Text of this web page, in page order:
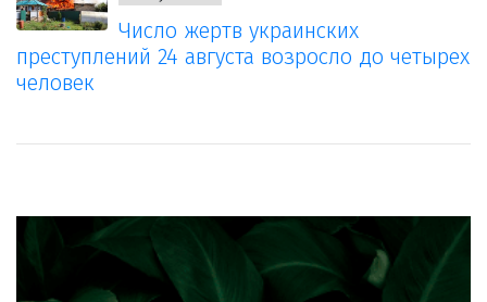
Число жертв украинских
преступлений 24 августа возросло до четырех
человек